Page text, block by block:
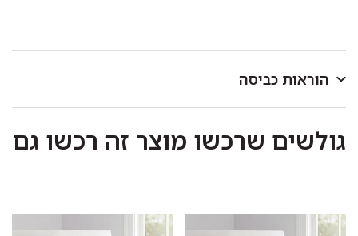
הוראות כביסה
40 מעלות.
כביסה ראשונה בנפרד.
לתלות מיד בגמר הכביסה במקום מוצל.
גולשים שרכשו מוצר זה רכשו גם